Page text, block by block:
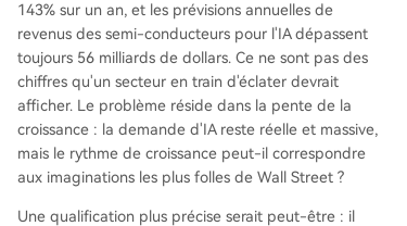
143% sur un an, et les prévisions annuelles de
revenus des semi-conducteurs pour l'IA dépassent
toujours 56 milliards de dollars. Ce ne sont pas des
chiffres qu'un secteur en train d'éclater devrait
afficher. Le problème réside dans la pente de la
croissance : la demande d'IA reste réelle et massive,
mais le rythme de croissance peut-il correspondre
aux imaginations les plus folles de Wall Street ?
Une qualification plus précise serait peut-être : il